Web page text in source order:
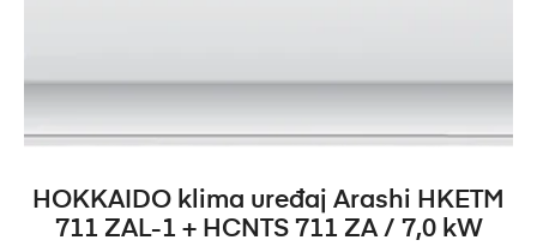
DODAJ U KOŠARICU
HOKKAIDO klima uređaj Arashi HKETM
711 ZAL-1 + HCNTS 711 ZA / 7,0 kW